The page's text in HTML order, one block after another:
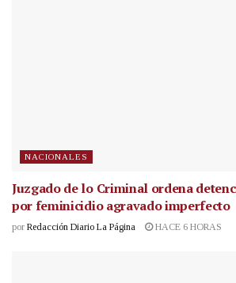
NACIONALES
Juzgado de lo Criminal ordena
por feminicidio agravado imperfecto
por Redacción Diario La Página HACE 6 HORAS